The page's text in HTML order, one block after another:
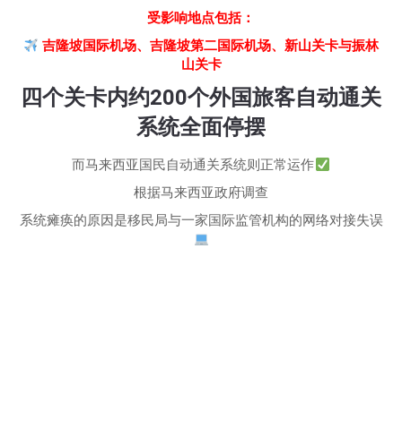
受影响地点包括：
吉隆坡国际机场、吉隆坡第二国际机场、新山关卡与振林
山关卡
四个关卡内约200个外国旅客自动通关
系统全面停摆
而马来西亚国民自动通关系统则正常运作
根据马来西亚政府调查
系统瘫痪的原因是移民局与一家国际监管机构的网络对接失误